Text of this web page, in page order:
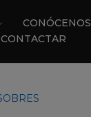
CONÓCENOS
CONTACTAR